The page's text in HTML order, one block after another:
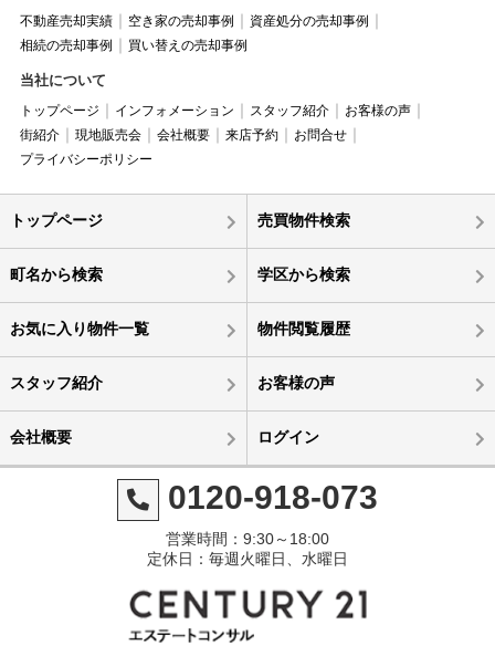
不動産売却実績 空き家の売却事例
資産処分の売却事例
相続の売却事例
買い替えの売却事例
当社について
トップページ インフォメーション スタッフ紹介
お客様の声
街紹介
現地販売会 会社概要 来店予約
お問合せ
プライバシーポリシー
トップページ 売買物件検索
町名から検索 学区から検索
お気に入り物件一覧 物件閲覧履歴
スタッフ紹介 お客様の声
会社概要 ログイン
0120-918-073
営業時間：9:30～18:00
定休日：毎週火曜日、水曜日